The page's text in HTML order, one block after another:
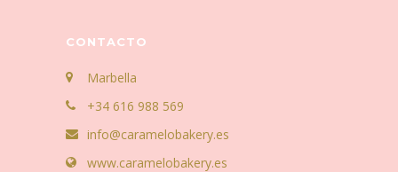
CONTACTO
Marbella
+34 616 988 569
info@caramelobakery.es
www.caramelobakery.es